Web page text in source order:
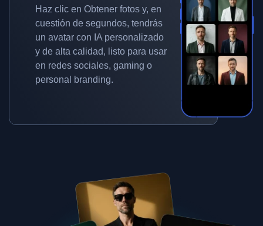
Haz clic en Obtener fotos y, en
cuestión de segundos, tendrás
un avatar con IA personalizado
y de alta calidad, listo para usar
en redes sociales, gaming o
personal branding.